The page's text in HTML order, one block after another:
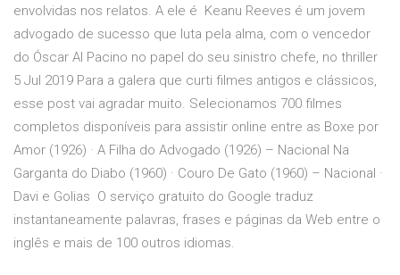
envolvidas nos relatos. A ele é Keanu Reeves é um jovem
advogado de sucesso que luta pela alma, com o vencedor
do Óscar Al Pacino no papel do seu sinistro chefe, no thriller
5 Jul 2019 Para a galera que curti filmes antigos e clássicos,
esse post vai agradar muito. Selecionamos 700 filmes
completos disponíveis para assistir online entre as Boxe por
Amor (1926) · A Filha do Advogado (1926) – Nacional Na
Garganta do Diabo (1960) · Couro De Gato (1960) – Nacional ·
Davi e Golias O serviço gratuito do Google traduz
instantaneamente palavras, frases e páginas da Web entre o
inglês e mais de 100 outros idiomas.